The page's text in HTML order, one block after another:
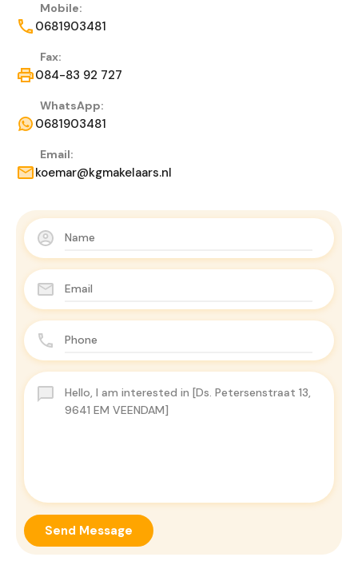
Mobile:
0681903481
Fax:
084-83 92 727
WhatsApp:
0681903481
Email:
koemar@kgmakelaars.nl
Send Message